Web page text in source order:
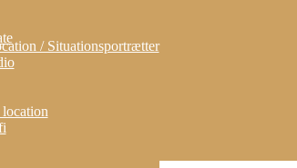
/ Situationsportrætter